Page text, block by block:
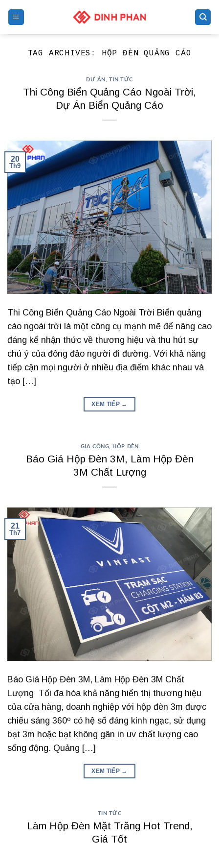
TAG ARCHIVES: HỘP ĐÈN QUẢNG CÁO
DỰ ÁN TIN TỨC
Thi Công Biển Quảng Cáo Ngoài Trời,
Dự Án Biển Quảng Cáo
20
Th9
Thi Công Biển Quảng Cáo Ngoài Trời Biển quảng
cáo ngoài trời là một công cụ mạnh mẽ để nâng cao
đáng kể nhận thức về thương hiệu và thu hút sự
chú ý của đông đảo người đi đường. Với khả năng
tiếp cận mọi người ở nhiều địa điểm khác nhau và
tạo […]
XEM TIẾP →
GIA CÔNG HỘP ĐÈN
Báo Giá Hộp Đèn 3M, Làm Hộp Đèn
3M Chất Lượng
21
Th7
Báo Giá Hộp Đèn 3M, Làm Hộp Đèn 3M Chất
Lượng Tối đa hóa khả năng hiển thị thương hiệu
của cửa hàng, doanh nghiệp với hộp đèn 3m được
chiếu sáng 360º có hệ số đáng kinh ngạc, sử dụng
bạt 3m hoặc bạt không gân in uv chất lượng cao
sống động. Quảng […]
XEM TIẾP →
TIN TỨC
Làm Hộp Đèn Mặt Trăng Hot Trend,
Giá Tốt